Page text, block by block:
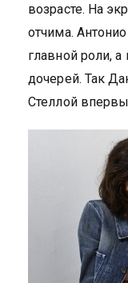
возрасте. На
отчима.
главной роли,
дочерей. Так
Стеллой